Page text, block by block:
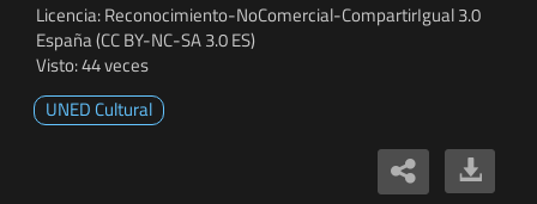
Licencia: Reconocimiento-NoComercial-CompartirIgual 3.0
España (CC BY-NC-SA 3.0 ES)
Visto: 44 veces
UNED Cultural